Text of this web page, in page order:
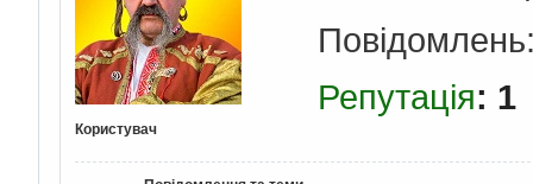
Користувач
Репутація: 1